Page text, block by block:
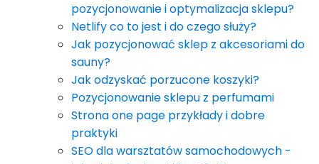
pozycjonowanie i optymalizacja sklepu?
Netlify co to jest i do czego służy?
Jak pozycjonować sklep z akcesoriami do
sauny?
Jak odzyskać porzucone koszyki?
Pozycjonowanie sklepu z perfumami
Strona one page przykłady i dobre
praktyki
SEO dla warsztatów samochodowych -